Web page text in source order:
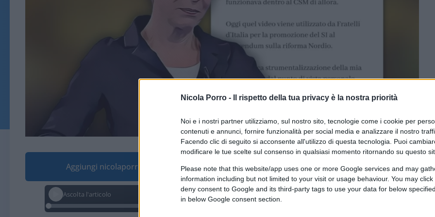
Nicola Porro - Il rispetto della tua privacy è la nostra priorità
Noi e i nostri partner utilizziamo, sul nostro sito, tecnologie come i cookie per
contenuti e annunci, fornire funzionalità per social media e analizzare il nostro
Facendo clic di seguito si acconsente all'utilizzo di questa tecnologia. Puoi
modificare le tue scelte sul consenso in qualsiasi momento ritornando su questo
Please note that this website/app uses one or more Google services and may
information including but not limited to your visit or usage behaviour. You may
deny consent to Google and its third-party tags to use your data for below
in below Google consent section.
Aggiungi nicolaporro.it alle tue fonti preferite su Google CLICCA QUI
Ascolta l'articolo